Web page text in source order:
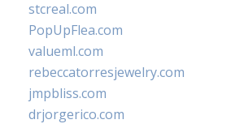
stcreal.com
PopUpFlea.com
valueml.com
rebeccatorresjewelry.com
jmpbliss.com
drjorgerico.com